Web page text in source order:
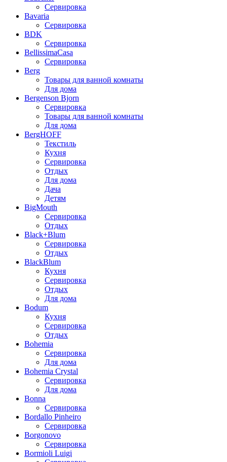
Сервировка
Bavaria
Сервировка
BDK
Сервировка
BellissimaCasa
Сервировка
Berg
Товары для ванной комнаты
Для дома
Bergenson Bjorn
Сервировка
Товары для ванной комнаты
Для дома
BergHOFF
Текстиль
Кухня
Сервировка
Отдых
Для дома
Дача
Детям
BigMouth
Сервировка
Отдых
Black+Blum
Сервировка
Отдых
BlackBlum
Кухня
Сервировка
Отдых
Для дома
Bodum
Кухня
Сервировка
Отдых
Bohemia
Сервировка
Для дома
Bohemia Crystal
Сервировка
Для дома
Bonna
Сервировка
Bordallo Pinheiro
Сервировка
Borgonovo
Сервировка
Bormioli Luigi